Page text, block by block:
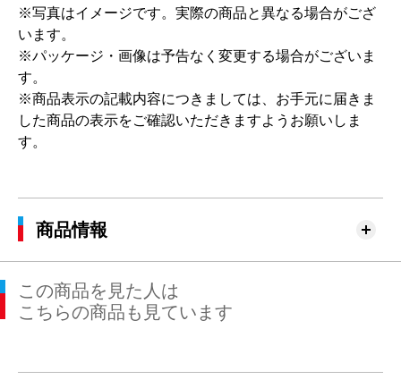
※写真はイメージです。実際の商品と異なる場合がござ
います。
※パッケージ・画像は予告なく変更する場合がございま
す。
※商品表示の記載内容につきましては、お手元に届きま
した商品の表示をご確認いただきますようお願いしま
す。
商品情報
この商品を見た人は
こちらの商品も見ています